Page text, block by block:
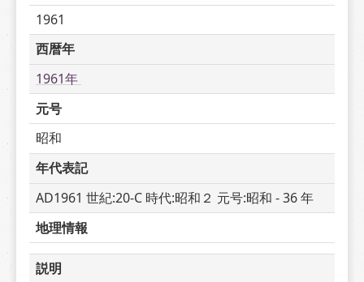
1961
西暦年
1961年
元号
昭和
年代表記
AD1961 世紀:20-C 時代:昭和２ 元号:昭和 - 36 年
地理情報
説明